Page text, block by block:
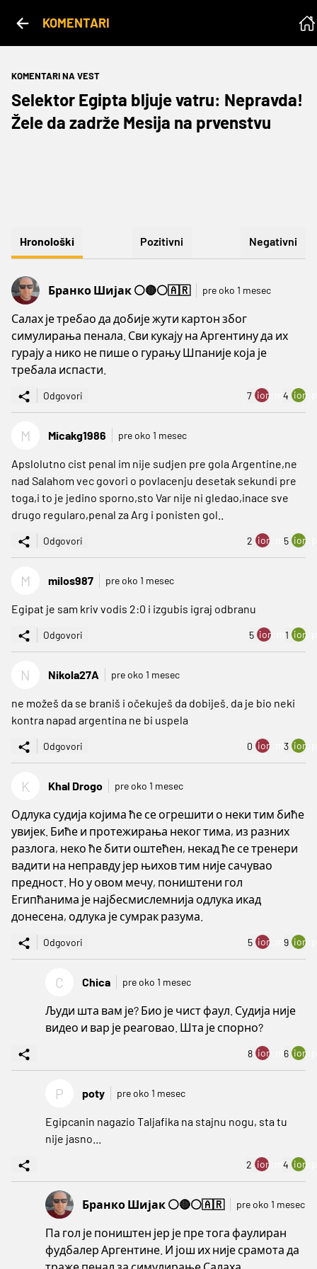
KOMENTARI
KOMENTARI NA VEST
Selektor Egipta bljuje vatru: Nepravda!
Žele da zadrže Mesija na prvenstvu
Hronološki Pozitivni Negativni
Бранко Шијак ⚪🔴⚪🇦🇷 pre oko 1 mesec
Салах је требао да добије жути картон због
симулирања пенала. Сви кукају на Аргентину да их
гурају а нико не пише о гурању Шпаније која је
требала испасти.
Odgovori 7 ion:minus
4
M Micakg1986 pre oko 1 mesec
Apslolutno cist penal im nije sudjen pre gola Argentine,ne
nad Salahom vec govori o povlacenju desetak sekundi pre
toga,i to je jedino sporno,sto Var nije ni gledao,inace sve
drugo regularo,penal za Arg i ponisten gol..
Odgovori 2 ion:minus
5
M milos987 pre oko 1 mesec
Egipat je sam kriv vodis 2:0 i izgubis igraj odbranu
Odgovori 5 ion:minus
1
N Nikola27A pre oko 1 mesec
ne možeš da se braniš i očekuješ da dobiješ. da je bio neki
kontra napad argentina ne bi uspela
Odgovori 0 ion:minus
3
K Khal Drogo pre oko 1 mesec
Одлука судија којима ће се огрешити о неки тим биће
увијек. Биће и протежирања неког тима, из разних
разлога, неко ће бити оштећен, некад ће се тренери
вадити на неправду јер њихов тим није сачувао
предност. Но у овом мечу, поништени гол
Египћанима је најбесмислемнија одлука икад
донесена, одлука је сумрак разума.
Odgovori 5 ion:minus
9
C Chica pre oko 1 mesec
Људи шта вам је? Био је чист фаул. Судија није
видео и вар је реаговао. Шта је спорно?
8 ion:minus
6
P poty pre oko 1 mesec
Egipcanin nagazio Taljafika na stajnu nogu, sta tu
nije jasno...
2 ion:minus
4
Бранко Шијак ⚪🔴⚪🇦🇷 pre oko 1 mesec
Па гол је поништен јер је пре тога фаулиран
фудбалер Аргентине. И још их није срамота да